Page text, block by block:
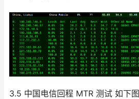
3.5 中国电信回程 MTR 测试 如下图